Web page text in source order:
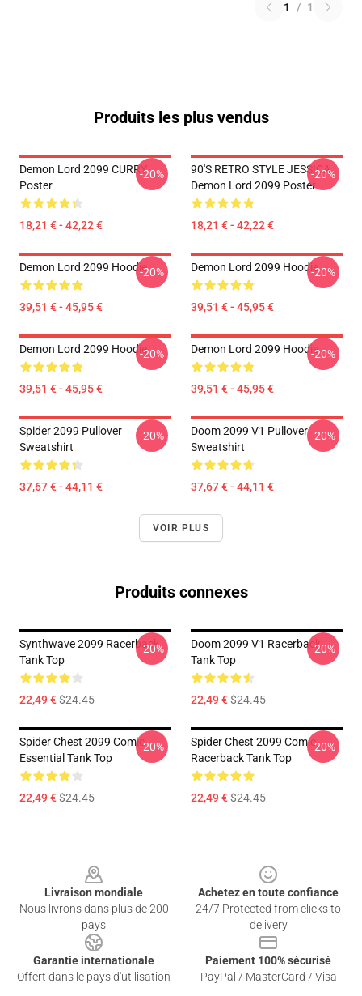
1 / 1
Produits les plus vendus
Demon Lord 2099 CURRY
Poster
18,21 € - 42,22 €
-20%
90'S RETRO STYLE JESSICA
Demon Lord 2099 Poster
18,21 € - 42,22 €
-20%
Demon Lord 2099 Hoodie
39,51 € - 45,95 €
-20% Demon Lord 2099 Hoodie
39,51 € - 45,95 €
-20%
Demon Lord 2099 Hoodie
39,51 € - 45,95 €
-20% Demon Lord 2099 Hoodie
39,51 € - 45,95 €
-20%
Spider 2099 Pullover
Sweatshirt
37,67 € - 44,11 €
-20%
Doom 2099 V1 Pullover
Sweatshirt
37,67 € - 44,11 €
-20%
VOIR PLUS
Produits connexes
Synthwave 2099 Racerback
Tank Top
22,49 €$24.45
-20%
Doom 2099 V1 Racerback
Tank Top
22,49 €$24.45
-20%
Spider Chest 2099 Comic
Essential Tank Top
22,49 €$24.45
-20%
Spider Chest 2099 Comic
Racerback Tank Top
22,49 €$24.45
-20%
Livraison mondiale
Nous livrons dans plus de 200
pays
Achetez en toute confiance
24/7 Protected from clicks to
delivery
Garantie internationale
Offert dans le pays d'utilisation
Paiement 100% sécurisé
PayPal / MasterCard / Visa